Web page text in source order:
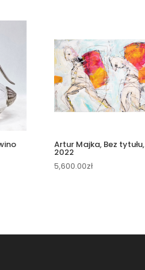
Artur Majka, Bez tytułu,
2022
5,600.00zł